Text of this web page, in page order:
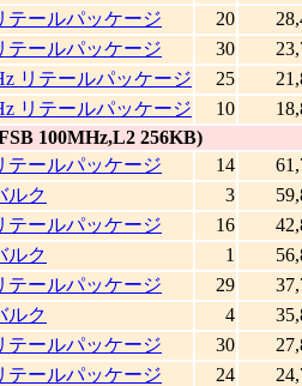
テールパッケージ
20
テールパッケージ
30
リテールパッケージ
25
リテールパッケージ
10
100MHz,L2 256KB)
テールパッケージ
14
ルク
3
テールパッケージ
16
ルク
1
テールパッケージ
29
ルク
4
テールパッケージ
30
テールパッケージ
24